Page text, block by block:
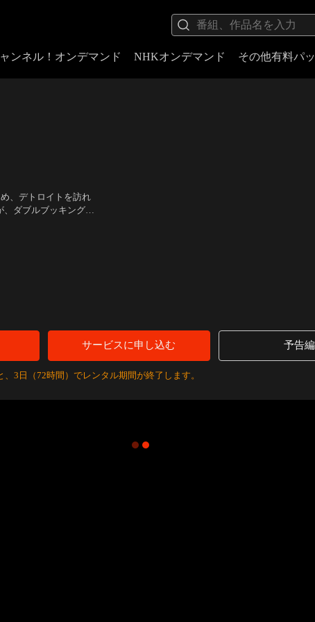
ンネル！オンデマンド NHKオンデマンド その他有料パ
、デトロイトを訪れ
、ダブルブッキングに
サービスに申し込む 予告編
3日（72時間）でレンタル期間が終了します。